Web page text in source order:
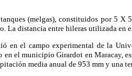
(melgas), constituidos por 5 X
La distancia entre hileras utilizada en
en el campo experimental de la
el municipio Girardot en Maracay,
media anual de 953 mm y una